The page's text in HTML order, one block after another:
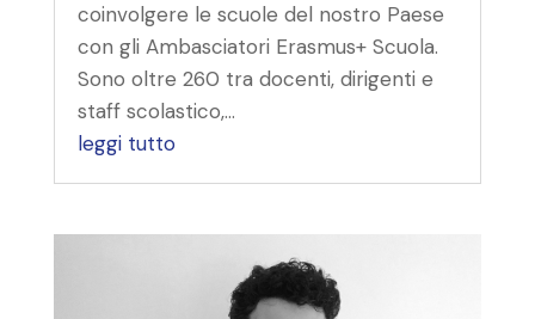
coinvolgere le scuole del nostro Paese
con gli Ambasciatori Erasmus+ Scuola.
Sono oltre 260 tra docenti, dirigenti e
staff scolastico,...
leggi tutto